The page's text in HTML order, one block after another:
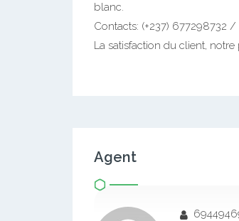
blanc.
Contacts: (+237) 677298732
La satisfaction du client, notre
Agent